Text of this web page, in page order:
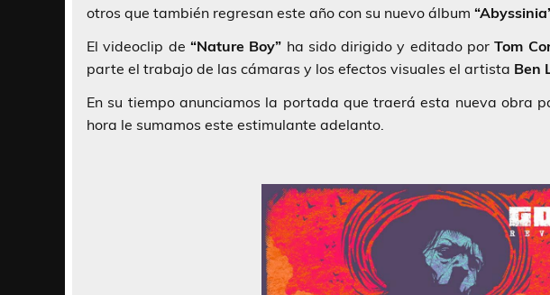
otros que también regresan este año con su nuevo álbum
El videoclip de “Nature Boy” ha sido dirigido y editado porTom
parte el trabajo de las cámaras y los efectos visuales el artista Ben
En su tiempo anunciamos la portada que traerá esta nueva obra
hora le sumamos este estimulante adelanto.